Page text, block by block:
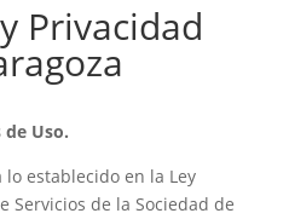
Privacidad
Uso.
establecido en la Ley
Servicios de la Sociedad de